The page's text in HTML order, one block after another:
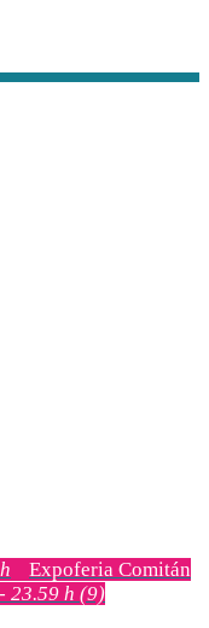
Expoferia Comitán
23.59 h (9)